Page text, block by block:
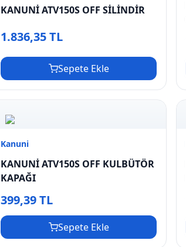
KANUNİ ATV150S OFF SİLİNDİR
1.836,35 TL
Sepete Ekle
Kanuni
KANUNİ ATV150S OFF KULBÜTÖR
KAPAĞI
399,39 TL
Sepete Ekle